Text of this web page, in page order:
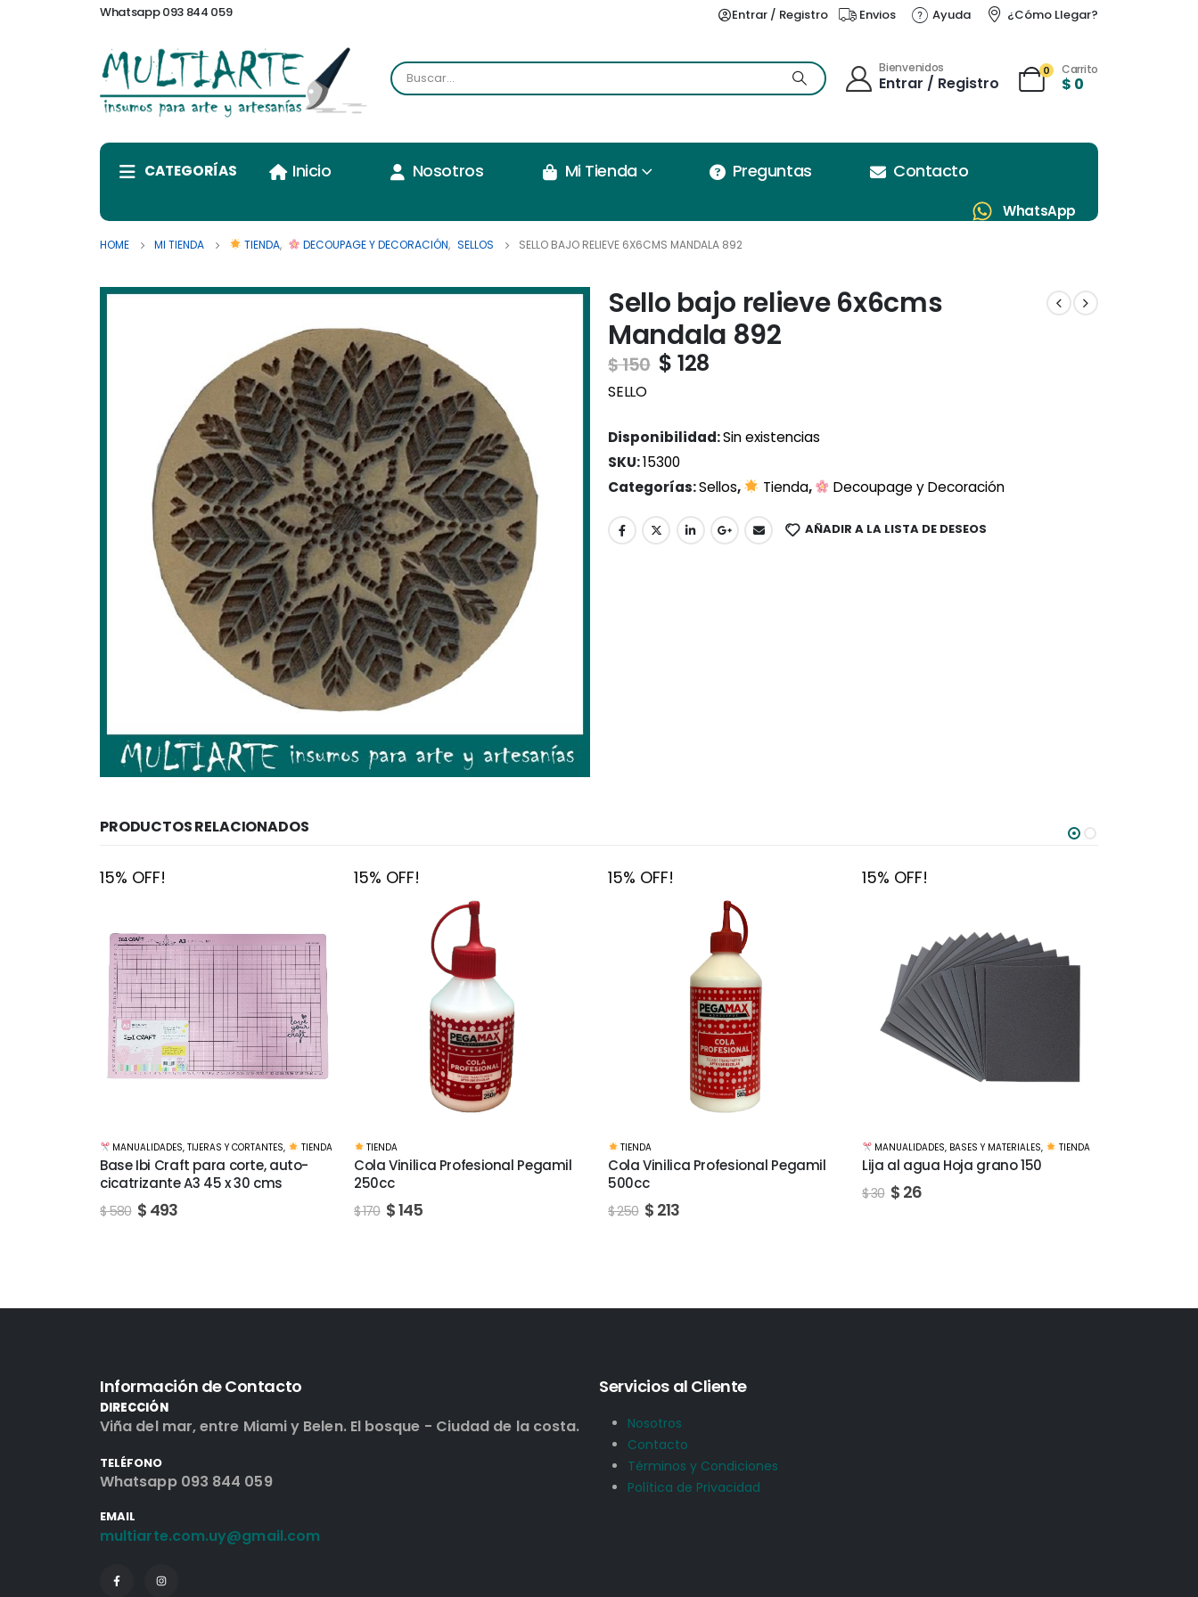
Whatsapp 093 844 059 Entrar / Registro Envios Ayuda ¿Cómo Llegar?
Bienvenidos
Entrar / Registro
0 Carrito
$ 0
CATEGORÍAS Inicio Nosotros Mi Tienda Preguntas Contacto
WhatsApp
HOME MI TIENDA TIENDA, DECOUPAGE Y DECORACIÓN, SELLOS SELLO BAJO RELIEVE 6X6CMS MANDALA 892
Sello bajo relieve 6x6cms
Mandala 892
$150 $ 128
SELLO
Disponibilidad:Sin existencias
SKU:15300
Categorías:Sellos, Tienda, Decoupage y Decoración
AÑADIR A LA LISTA DE DESEOS
PRODUCTOS RELACIONADOS
15% OFF!
TIENDA
Cola Vinilica Profesional Pegamil
250cc
$170 $145
15% OFF!
TIENDA
Cola Vinilica Profesional Pegamil
500cc
$250 $213
15% OFF!
MANUALIDADES
Lija al agua Hoja grano 150
$30 $26
15% OFF!
MANUALIDADES, BASES Y MATERIALES, TIENDA
Lija al agua Hoja grano 1500
$60 $ 51
Información de Contacto
DIRECCIÓN
Viña del mar, entre Miami y Belen. El bosque - Ciudad de la costa.
TELÉFONO
Whatsapp 093 844 059
EMAIL
multiarte.com.uy@gmail.com
Servicios al Cliente
Nosotros
Contacto
Términos y Condiciones
Política de Privacidad